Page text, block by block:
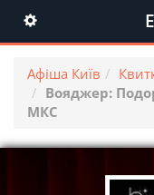
Toggle
navigation
Афіша Київ
Вояджер:
МКС